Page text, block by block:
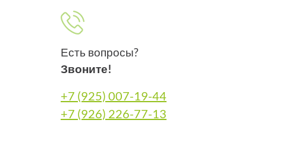
Есть вопросы?
Звоните!
+7 (925) 007-19-44
+7 (926) 226-77-13